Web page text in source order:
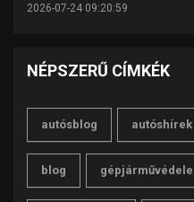
2026-07-24 09:20:59
NÉPSZERŰ CÍMKÉK
autósblog autóshírek
blog